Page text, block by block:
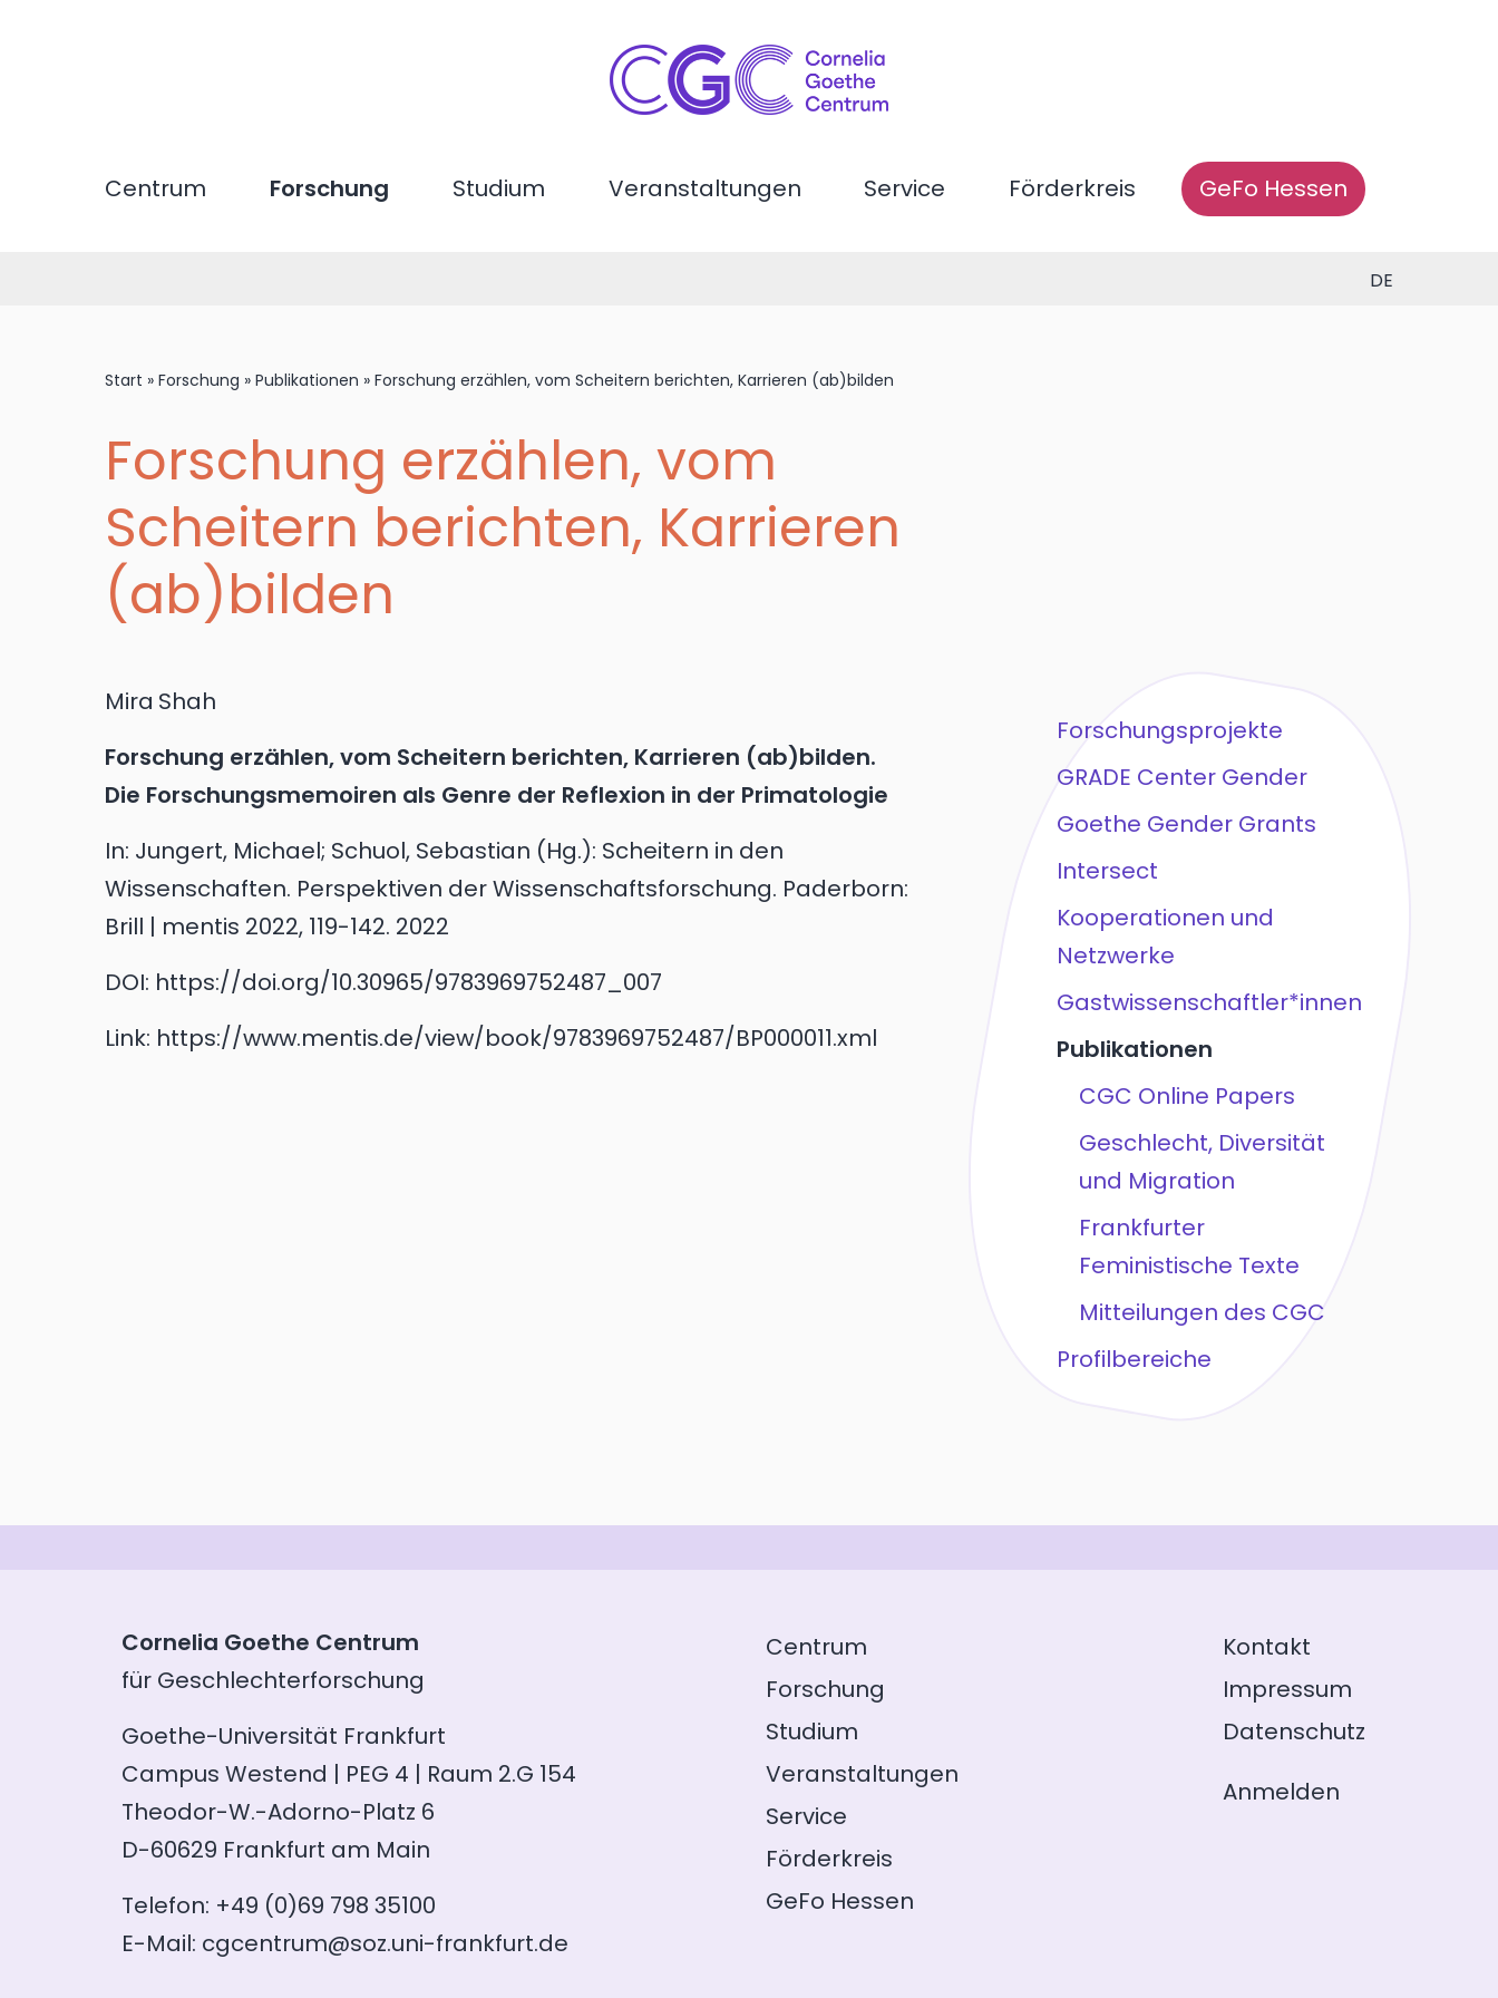
Centrum Forschung Studium Veranstaltungen Service Förderkreis GeFo Hessen
DE
Start » Forschung » Publikationen » Forschung erzählen, vom Scheitern berichten, Karrieren (ab)bilden
Forschung erzählen, vom
Scheitern berichten, Karrieren
(ab)bilden
Mira Shah
Forschung erzählen, vom Scheitern berichten, Karrieren (ab)bilden.
Die Forschungsmemoiren als Genre der Reflexion in der Primatologie
In: Jungert, Michael; Schuol, Sebastian (Hg.): Scheitern in den
Wissenschaften. Perspektiven der Wissenschaftsforschung. Paderborn:
Brill | mentis 2022, 119-142. 2022
DOI: https://doi.org/10.30965/9783969752487_007
Link: https://www.mentis.de/view/book/9783969752487/BP000011.xml
Forschungsprojekte
GRADE Center Gender
Goethe Gender Grants
Intersect
Kooperationen und
Netzwerke
Gastwissenschaftler*innen
Publikationen
CGC Online Papers
Geschlecht, Diversität
und Migration
Frankfurter
Feministische Texte
Mitteilungen des CGC
Profilbereiche
Cornelia Goethe Centrum
für Geschlechterforschung
Goethe-Universität Frankfurt
Campus Westend | PEG 4 | Raum 2.G 154
Theodor-W.-Adorno-Platz 6
D-60629 Frankfurt am Main
Telefon: +49 (0)69 798 35100
E-Mail: cgcentrum@soz.uni-frankfurt.de
Centrum
Forschung
Studium
Veranstaltungen
Service
Förderkreis
GeFo Hessen
Kontakt
Impressum
Datenschutz
Anmelden